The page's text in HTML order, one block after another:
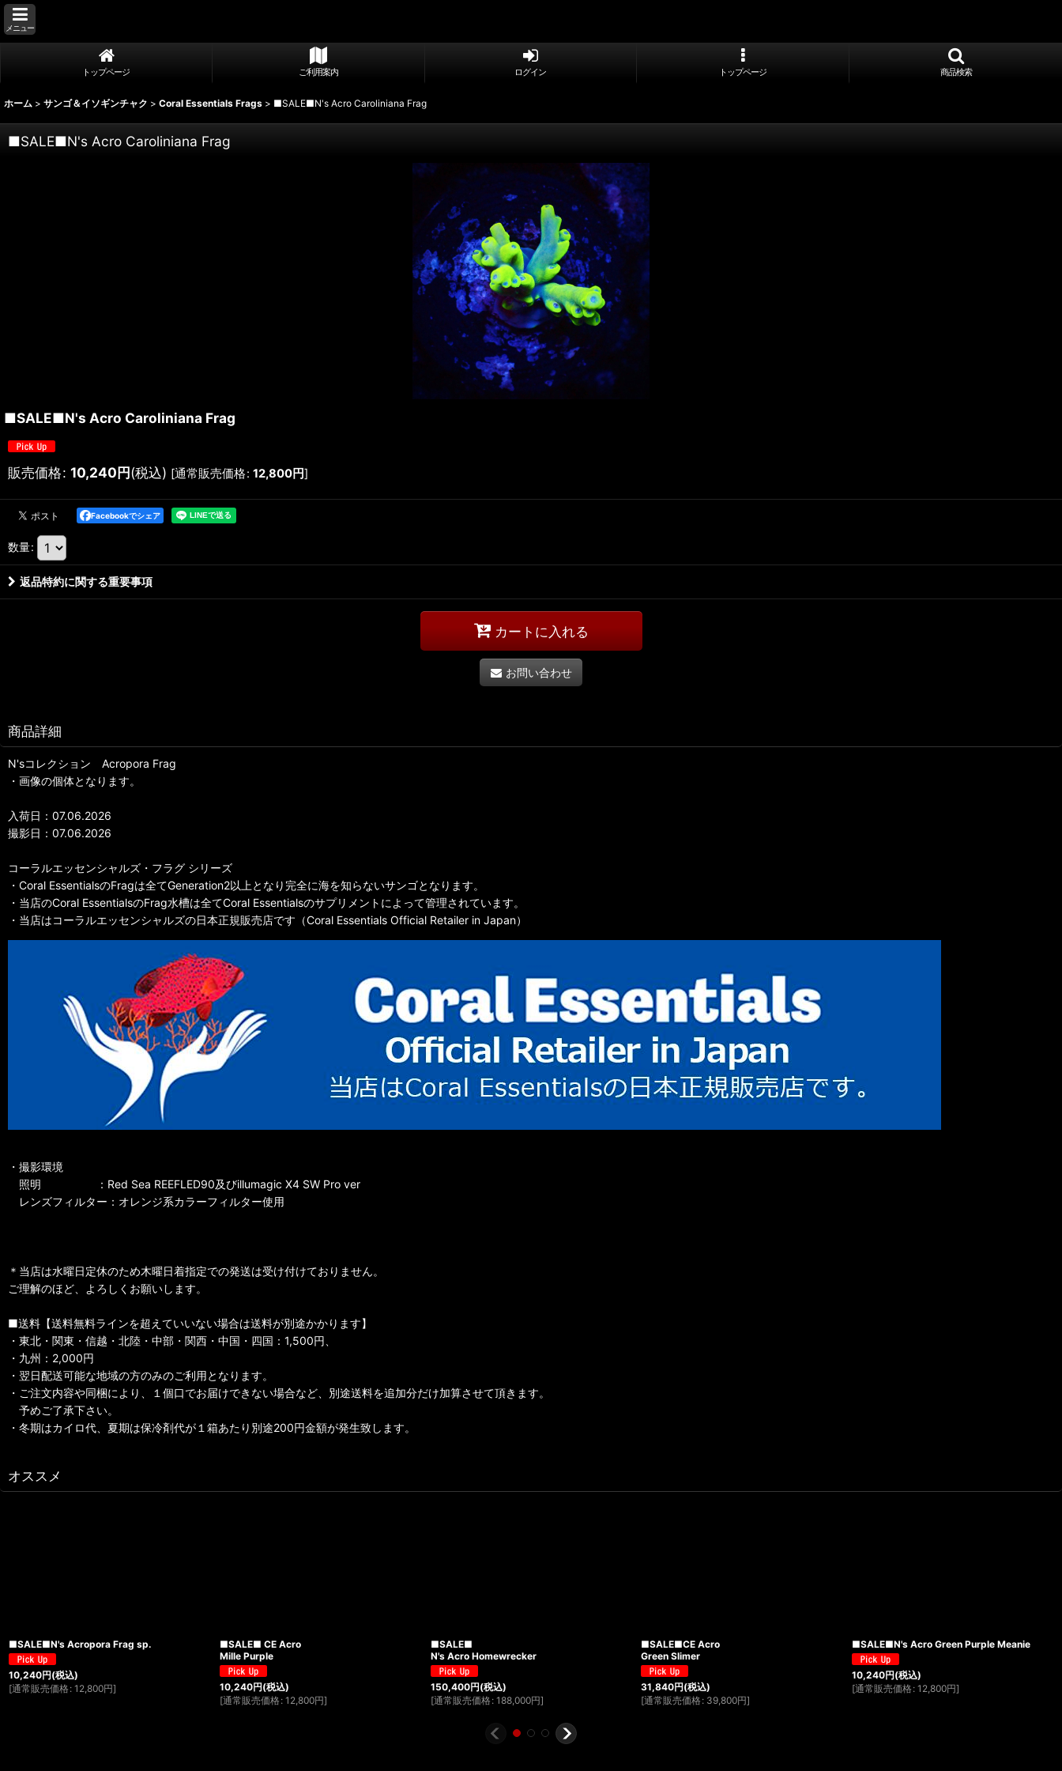
メニュー
トップページ ご利用案内 ログイン トップページ 商品検索
ホーム > サンゴ＆イソギンチャク > Coral Essentials Frags > ■SALE■N's Acro Caroliniana Frag
■SALE■N's Acro Caroliniana Frag
■SALE■N's Acro Caroliniana Frag
販売価格: 10,240円(税込) [通常販売価格: 12,800円]
Facebookでシェア
数量:
返品特約に関する重要事項
カートに入れる
お問い合わせ
商品詳細
N'sコレクション Acropora Frag
・画像の個体となります。
入荷日：07.06.2026
撮影日：07.06.2026
コーラルエッセンシャルズ・フラグ シリーズ
・Coral EssentialsのFragは全てGeneration2以上となり完全に海を知らないサンゴとなります。
・当店のCoral EssentialsのFrag水槽は全てCoral Essentialsのサプリメントによって管理されています。
・当店はコーラルエッセンシャルズの日本正規販売店です（Coral Essentials Official Retailer in Japan）
・撮影環境
照明 ：Red Sea REEFLED90及びillumagic X4 SW Pro ver
レンズフィルター：オレンジ系カラーフィルター使用
＊当店は水曜日定休のため木曜日着指定での発送は受け付けておりません。
ご理解のほど、よろしくお願いします。
■送料【送料無料ラインを超えていいない場合は送料が別途かかります】
・東北・関東・信越・北陸・中部・関西・中国・四国：1,500円、
・九州：2,000円
・翌日配送可能な地域の方のみのご利用となります。
・ご注文内容や同梱により、１個口でお届けできない場合など、別途送料を追加分だけ加算させて頂きます。
予めご了承下さい。
・冬期はカイロ代、夏期は保冷剤代が１箱あたり別途200円金額が発生致します。
オススメ
■SALE■N's Acropora Frag sp.
10,240円(税込)
[通常販売価格 : 12,800円]
■SALE■ CE Acro
Mille Purple
10,240円(税込)
[通常販売価格 : 12,800円]
■SALE■
N's Acro Homewrecker
150,400円(税込)
[通常販売価格 : 188,000円]
■SALE■CE Acro
Green Slimer
31,840円(税込)
[通常販売価格 : 39,800円]
■SALE■N's Acro Green Purple Meanie
10,240円(税込)
[通常販売価格 : 12,800円]